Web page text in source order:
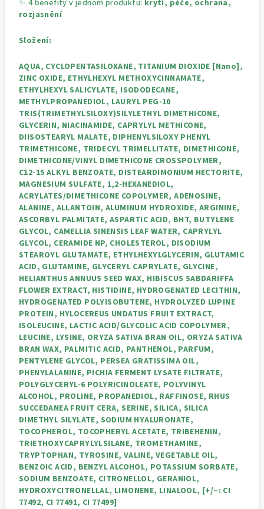
✨ 4 benefity v jednom produktu: krytí, péče, ochrana,
rozjasnění
Složení:
AQUA, CYCLOPENTASILOXANE, TITANIUM DIOXIDE [Nano],
ZINC OXIDE, ETHYLHEXYL METHOXYCINNAMATE,
ETHYLHEXYL SALICYLATE, ISODODECANE,
METHYLPROPANEDIOL, LAURYL PEG‑10
TRIS(TRIMETHYLSILOXY)SILYLETHYL DIMETHICONE,
GLYCERIN, NIACINAMIDE, CAPRYLYL METHICONE,
DIISOSTEARYL MALATE, DIPHENYLSILOXY PHENYL
TRIMETHICONE, TRIDECYL TRIMELLITATE, DIMETHICONE,
DIMETHICONE/VINYL DIMETHICONE CROSSPOLYMER,
C12‑15 ALKYL BENZOATE, DISTEARDIMONIUM HECTORITE,
MAGNESIUM SULFATE, 1,2‑HEXANEDIOL,
ACRYLATES/DIMETHICONE COPOLYMER, ADENOSINE,
ALANINE, ALLANTOIN, ALUMINUM HYDROXIDE, ARGININE,
ASCORBYL PALMITATE, ASPARTIC ACID, BHT, BUTYLENE
GLYCOL, CAMELLIA SINENSIS LEAF WATER, CAPRYLYL
GLYCOL, CERAMIDE NP, CHOLESTEROL, DISODIUM
STEAROYL GLUTAMATE, ETHYLHEXYLGLYCERIN, GLUTAMIC
ACID, GLUTAMINE, GLYCERYL CAPRYLATE, GLYCINE,
HELIANTHUS ANNUUS SEED WAX, HIBISCUS SABDARIFFA
FLOWER EXTRACT, HISTIDINE, HYDROGENATED LECITHIN,
HYDROGENATED POLYISOBUTENE, HYDROLYZED LUPINE
PROTEIN, HYLOCEREUS UNDATUS FRUIT EXTRACT,
ISOLEUCINE, LACTIC ACID/GLYCOLIC ACID COPOLYMER,
LEUCINE, LYSINE, ORYZA SATIVA BRAN OIL, ORYZA SATIVA
BRAN WAX, PALMITIC ACID, PANTHENOL, PARFUM,
PENTYLENE GLYCOL, PERSEA GRATISSIMA OIL,
PHENYLALANINE, PICHIA FERMENT LYSATE FILTRATE,
POLYGLYCERYL‑6 POLYRICINOLEATE, POLYVINYL
ALCOHOL, PROLINE, PROPANEDIOL, RAFFINOSE, RHUS
SUCCEDANEA FRUIT CERA, SERINE, SILICA, SILICA
DIMETHYL SILYLATE, SODIUM HYALURONATE,
TOCOPHEROL, TOCOPHERYL ACETATE, TRIBEHENIN,
TRIETHOXYCAPRYLYLSILANE, TROMETHAMINE,
TRYPTOPHAN, TYROSINE, VALINE, VEGETABLE OIL,
BENZOIC ACID, BENZYL ALCOHOL, POTASSIUM SORBATE,
SODIUM BENZOATE, CITRONELLOL, GERANIOL,
HYDROXYCITRONELLAL, LIMONENE, LINALOOL, [+/–: CI
77492, CI 77491, CI 77499]